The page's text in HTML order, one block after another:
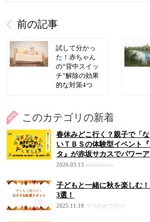
前の記事
試して分かっ
た！赤ちゃん
の“背中スイッ
チ”解除の効果
的な対策4つ
このカテゴリの新着
春休みどこ行く？親子で「
いＴＢＳの体験型イベント
タ』が赤坂サカスでパワー
2026.03.13 information
子どもと一緒に秋を楽しむ
3選！
2025.11.19 ママのおでかけ